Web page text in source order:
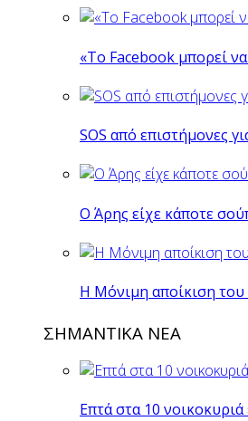
«Το Facebook μπορεί
SOS από επιστήμονες
O Άρης είχε κάποτε
H Mόνιμη αποίκιση
ΣΗΜΑΝΤΙΚΑ ΝΕΑ
Επτά στα 10